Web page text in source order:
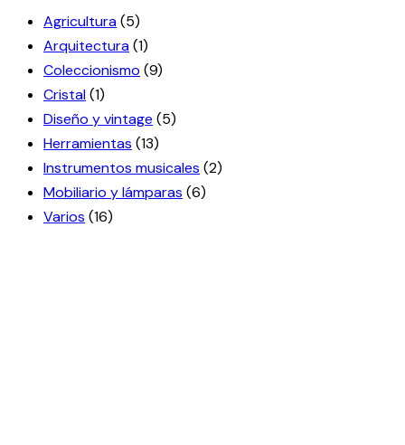
Agricultura(5)
Arquitectura(1)
Coleccionismo (9)
Cristal(1)
Diseño y vintage (5)
Herramientas (13)
Instrumentos musicales (2)
Mobiliario y lámparas (6)
Varios (16)